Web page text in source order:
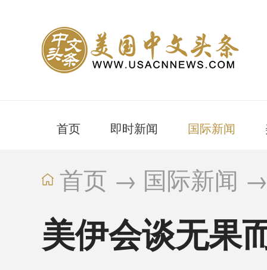
首页 即时新闻 国际新闻
首页 → 国际新闻
美伊会谈无果